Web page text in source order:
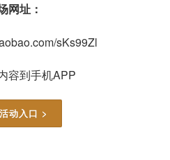
网址：
sKs99Zl
容到手机APP
动入口 >